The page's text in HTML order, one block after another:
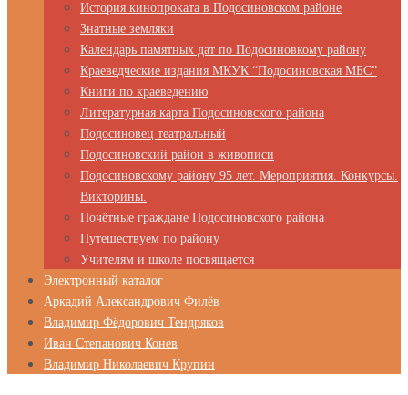
История кинопроката в Подосиновском районе
Знатные земляки
Календарь памятных дат по Подосиновкому району
Краеведческие издания МКУК “Подосиновская МБС”
Книги по краеведению
Литературная карта Подосиновского района
Подосиновец театральный
Подосиновский район в живописи
Подосиновскому району 95 лет. Мероприятия. Конкурсы.
Викторины.
Почётные граждане Подосиновского района
Путешествуем по району
Учителям и школе посвящается
Электронный каталог
Аркадий Александрович Филёв
Владимир Фёдорович Тендряков
Иван Степанович Конев
Владимир Николаевич Крупин